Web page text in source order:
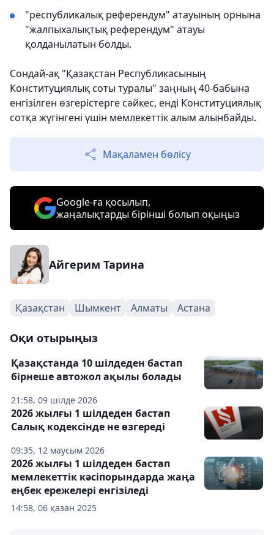
"республикалық референдум" атауының орнына
"жалпыхалықтық референдум" атауы
қолданылатын болды.
Сондай-ақ "Қазақстан Республикасының
Конституциялық соты туралы" заңның 40-бабына
енгізілген өзгерістерге сәйкес, енді Конституциялық
сотқа жүгінгені үшін мемлекеттік алым алынбайды.
Мақаламен бөлісу
Google-ға қосылып,
жаңалықтарды бірінші болып оқыңыз
Айгерим Тарина
Қазақстан Шымкент Алматы Астана
Оқи отырыңыз
21:58, 09 шілде 2026
Қазақстанда 10 шілдеден бастап
бірнеше автожол ақылы болады
09:35, 12 маусым 2026
2026 жылғы 1 шілдеден бастап
Салық кодексінде не өзгереді
14:58, 06 қазан 2025
2026 жылғы 1 шілдеден бастап
мемлекеттік кәсіпорындарда жаңа
еңбек ережелері енгізіледі